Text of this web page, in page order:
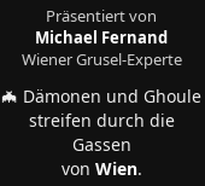
Präsentiert von
Michael Fernand
Wiener Grusel-Experte
🦇 Dämonen und Ghoule
streifen durch die
Gassen
von Wien.